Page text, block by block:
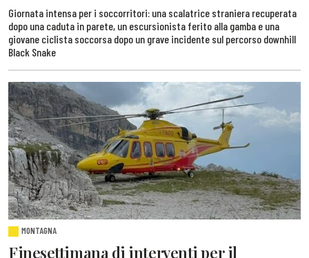
Giornata intensa per i soccorritori: una scalatrice straniera recuperata
dopo una caduta in parete, un escursionista ferito alla gamba e una
giovane ciclista soccorsa dopo un grave incidente sul percorso downhill
Black Snake
MONTAGNA
Finesettimana di interventi per il